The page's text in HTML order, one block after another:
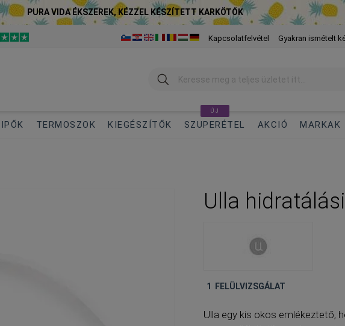
PURA VIDA ÉKSZEREK, KÉZZEL KÉSZÍTETT KARKÖTŐK
Kapcsolatfelvétel Gyakran ismételt
Keresés
TERMOSZOK KIEGÉSZÍTŐK SZUPERÉTEL
ÚJ
AKCIÓ MARKAK
Ulla
1 FELÜLVIZSGÁLAT
Ulla egy kis okos emlékeztető,